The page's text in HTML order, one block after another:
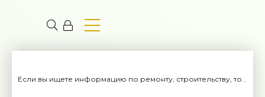
Если вы ищете информацию по ремонту, строительству, то вы попали на нужный сайт.